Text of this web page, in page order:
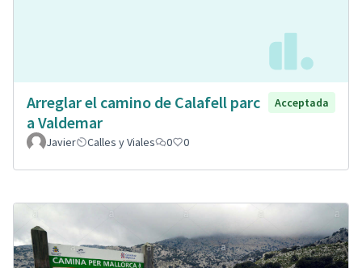
Arreglar el camino de Calafell parc
a Valdemar
Acceptada
Javier Calles y Viales 0 0